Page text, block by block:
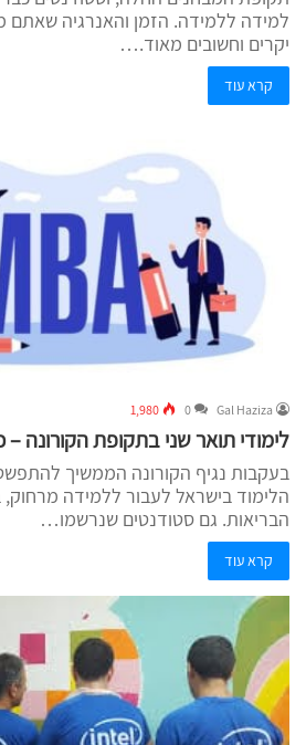
למידה ללמידה. הזמן והאנרגיה שאתם
יקרים וחשובים מאוד.…
קרא עוד
Gal Haziza
0
1,980
לימודי תואר שני בתקופת הקורונה –
בעקבות נגיף הקורונה הממשיך
הלימוד בישראל לעבור ללמידה
הבריאות. גם סטודנטים שנרשמו…
קרא עוד